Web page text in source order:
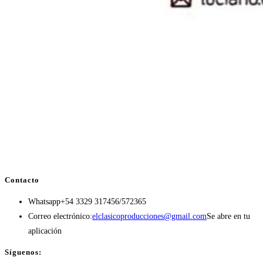
Contacto
Whatsapp+54 3329 317456/572365
Correo electrónico:elclasicoproducciones@gmail.comSe abre en tu
aplicación
Síguenos: